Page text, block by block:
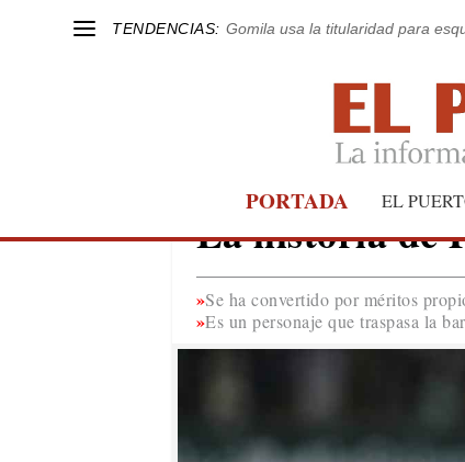
TENDENCIAS: Gomila usa la titularidad para
PORTADA EL
FÚTBOL
La historia de
Se ha convertido por méritos
Es un personaje que traspasa la